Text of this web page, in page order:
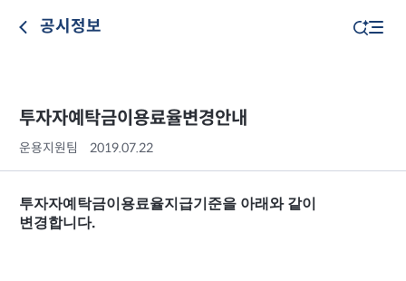
공시정보
투자자예탁금이용료율변경안내
운용지원팀 2019.07.22
투자자예탁금이용료율지급기준을 아래와 같이
변경합니다.